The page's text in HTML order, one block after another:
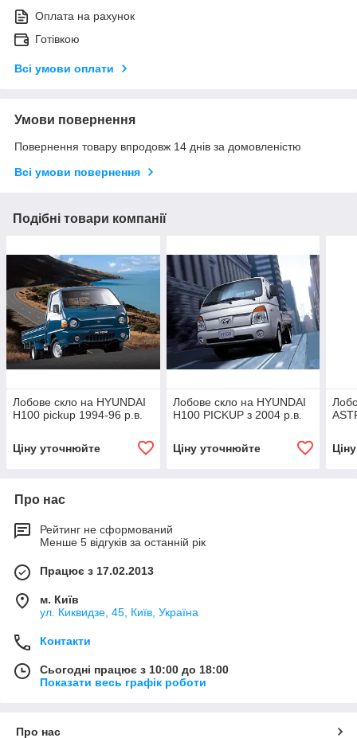
Оплата на рахунок
Готівкою
Всі умови оплати
Умови повернення
Повернення товару впродовж 14 днів за домовленістю
Всі умови повернення
Подібні товари компанії
Лобове скло на HYUNDAI
H100 pickup 1994-96 р.в.
Ціну уточнюйте
Лобове скло на HYUNDAI
H100 PICKUP з 2004 р.в.
Ціну уточнюйте
Про нас
Рейтинг не сформований
Менше 5 відгуків за останній рік
Працює з 17.02.2013
м. Київ
ул. Киквидзе, 45, Київ, Україна
Контакти
Сьогодні працює з 10:00 до 18:00
Показати весь графік роботи
Про нас